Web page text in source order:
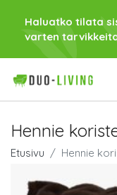
Haluatko tilata
varten
Hennie
Etusivu Hennie